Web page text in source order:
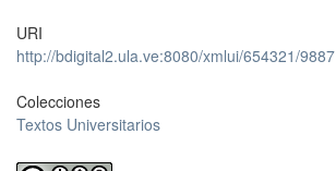
URI
http://bdigital2.ula.ve:8080/xmlui/654321/9887
Colecciones
Textos Universitarios